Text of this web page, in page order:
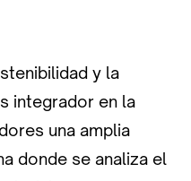
y la
integrador en la
una amplia
donde se analiza el